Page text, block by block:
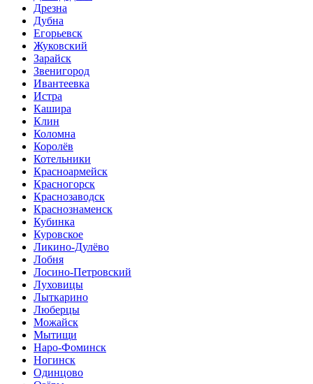
Дрезна
Дубна
Егорьевск
Жуковский
Зарайск
Звенигород
Ивантеевка
Истра
Кашира
Клин
Коломна
Королёв
Котельники
Красноармейск
Красногорск
Краснозаводск
Краснознаменск
Кубинка
Куровское
Ликино-Дулёво
Лобня
Лосино-Петровский
Луховицы
Лыткарино
Люберцы
Можайск
Мытищи
Наро-Фоминск
Ногинск
Одинцово